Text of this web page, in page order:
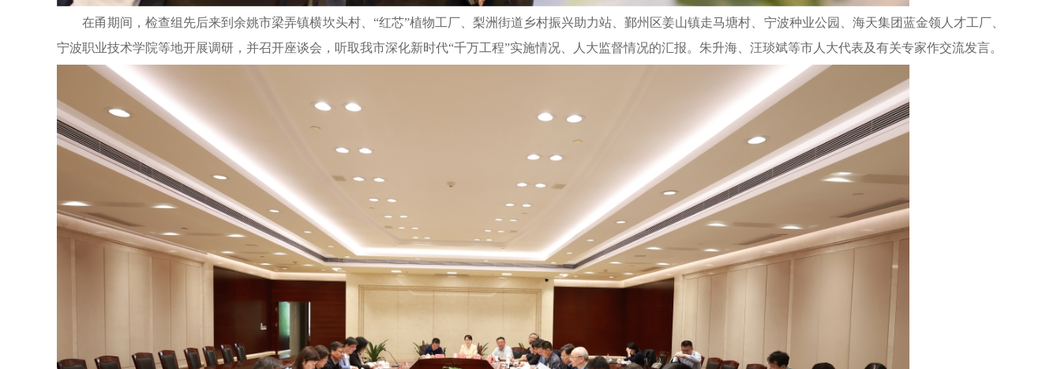
在甬期间，检查组先后来到余姚市梁弄镇横坎头村、“红芯”植物工厂、梨洲街道乡村振兴助力站、鄞州区姜山镇走马塘村、宁波种业公园、海天集团蓝金领人才工厂、
宁波职业技术学院等地开展调研，并召开座谈会，听取我市深化新时代“千万工程”实施情况、人大监督情况的汇报。朱升海、汪琰斌等市人大代表及有关专家作交流发言。